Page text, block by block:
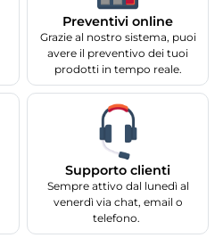
Preventivi online
Grazie al nostro sistema, puoi
avere il preventivo dei tuoi
prodotti in tempo reale.
Supporto clienti
Sempre attivo dal lunedì al
venerdì via chat, email o
telefono.